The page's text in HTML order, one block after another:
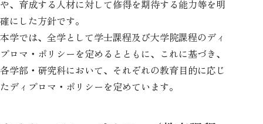
や、育成する人材に対して修得を期待する能力等を明
確にした方針です。
本学では、全学として学士課程及び大学院課程のディ
プロマ・ポリシーを定めるとともに、これに基づき、
各学部・研究科において、それぞれの教育目的に応じ
たディプロマ・ポリシーを定めています。